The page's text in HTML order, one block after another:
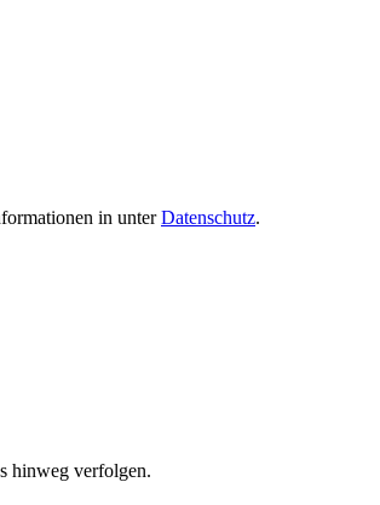
in unterDatenschutz.
hinweg verfolgen.